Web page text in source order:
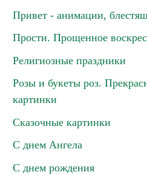
Привет - анимации,
Прости. Прощенное
Религиозные праздники
Розы и букеты роз.
картинки
Сказочные картинки
С днем Ангела
С днем рождения